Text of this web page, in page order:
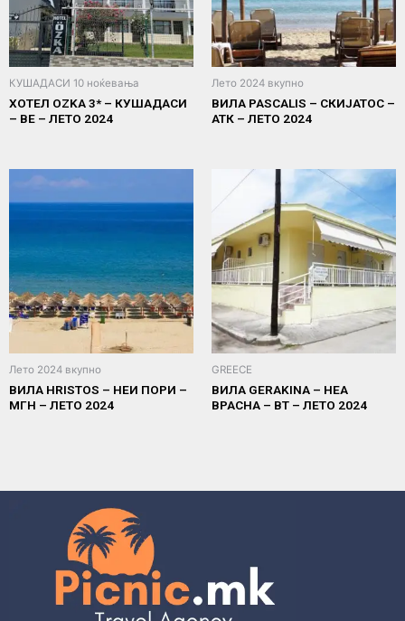
КУШАДАСИ 10 ноќевања
ХОТЕЛ OZKA 3* – КУШАДАСИ
– ВЕ – ЛЕТО 2024
Лето 2024 вкупно
ВИЛА PASCALIS – СКИЈАТОС –
АТК – ЛЕТО 2024
Лето 2024 вкупно
ВИЛА HRISTOS – НЕИ ПОРИ –
МГН – ЛЕТО 2024
GREECE
ВИЛА GERAKINA – НЕА
ВРАСНА – ВТ – ЛЕТО 2024